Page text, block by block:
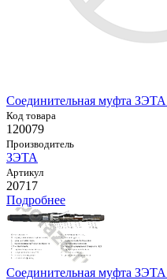
Соединительная муфта
Код товара
120079
Производитель
ЗЭТА
Артикул
20717
Подробнее
Соединительная муфта